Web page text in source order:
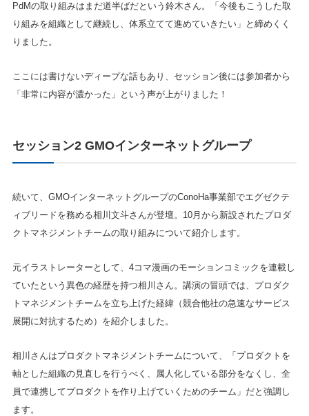
PdMの取り組みはまだ道半ばだという鈴木さん。「今後もこうした取
り組みを組織として継続し、体系立てて進めていきたい」と締めくく
りました。
ここには書けないディープな話もあり、セッション後には参加者から
「非常に内容が濃かった」という声が上がりました！
セッション2 GMOインターネットグループ
続いて、GMOインターネットグループのConoHa事業部でエグゼクテ
ィブリードを務める相川文斗さんが登壇。10月から新設されたプロダ
クトマネジメントチームの取り組みについて紹介します。
元イラストレーターとして、4コマ漫画のモーションコミックを連載し
ていたという異色の経歴を持つ相川さん。講演の冒頭では、プロダク
トマネジメントチームを立ち上げた経緯（競合他社の急速なサービス
展開に対抗するため）を紹介しました。
相川さんはプロダクトマネジメントチームについて、「プロダクトを
軸とした組織の見直しを行うべく、属人化している部分をなくし、全
員で連携してプロダクトを作り上げていくためのチーム」だと強調し
ます。